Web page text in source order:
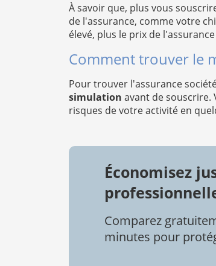
À savoir que, plus vous
de l'assurance, comme votre
élevé, plus le prix de
Comment trouver le
Pour trouver l'assurance
simulation avant de souscrire.
risques de votre activité en
Économisez
Comparez
minutes pour